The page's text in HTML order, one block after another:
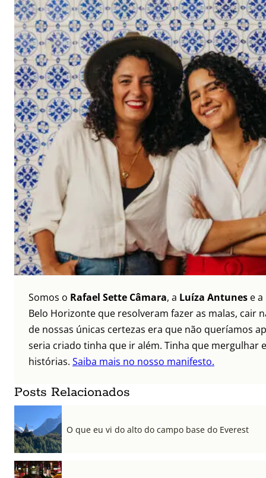
Somos o Rafael Sette Câmara, a Luíza Antunes e a
Belo Horizonte que resolveram fazer as malas, cair
de nossas únicas certezas era que não queríamos
seria criado tinha que ir além. Tinha que mergulhar
histórias. Saiba mais no nosso manifesto.
Posts Relacionados
O que eu vi do alto do campo base do Everest